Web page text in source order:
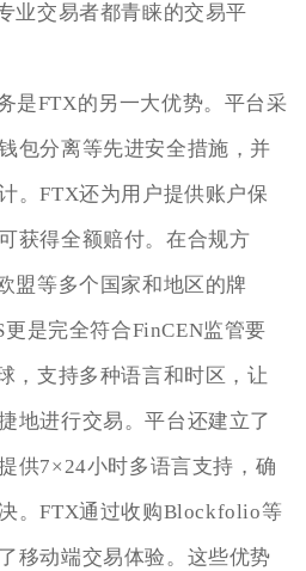
业交易者都青睐的交易平
是FTX的另一大优势。平台采
包分离等先进安全措施，并
。FTX还为用户提供账户保
获得全额赔付。在合规方
盟等多个国家和地区的牌
是完全符合FinCEN监管要
，支持多种语言和时区，让
地进行交易。平台还建立了
供7×24小时多语言支持，确
。FTX通过收购Blockfolio等
移动端交易体验。这些优势